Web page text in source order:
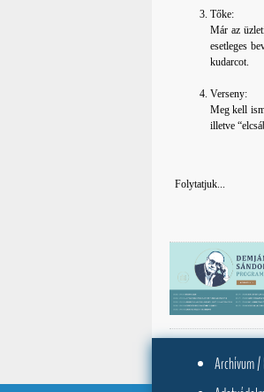
Tőke:
Már az
esetleges
kudarcot.
Verseny:
Meg kell
illetve
Folytatjuk...
Archívum /